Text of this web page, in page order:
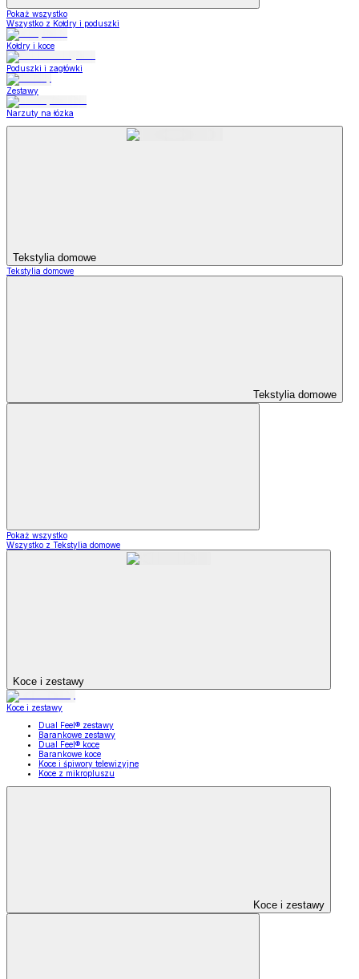
Pokaż wszystko
Wszystko z Kołdry i poduszki
Kołdry i koce
Poduszki i zagłówki
Zestawy
Narzuty na łózka
Tekstylia domowe
Tekstylia domowe
Tekstylia domowe
Pokaż wszystko
Wszystko z Tekstylia domowe
Koce i zestawy
Koce i zestawy
Dual Feel® zestawy
Barankowe zestawy
Dual Feel® koce
Barankowe koce
Koce i śpiwory telewizyjne
Koce z mikropluszu
Koce i zestawy